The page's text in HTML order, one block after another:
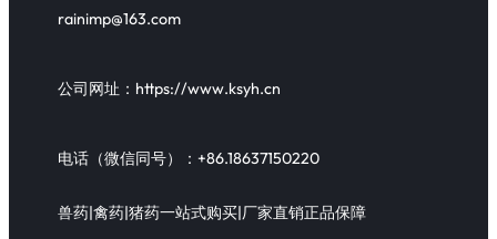
rainimp@163.com
公司网址：https://www.ksyh.cn
电话（微信同号）：+86.18637150220
兽药|禽药|猪药一站式购买|厂家直销正品保障